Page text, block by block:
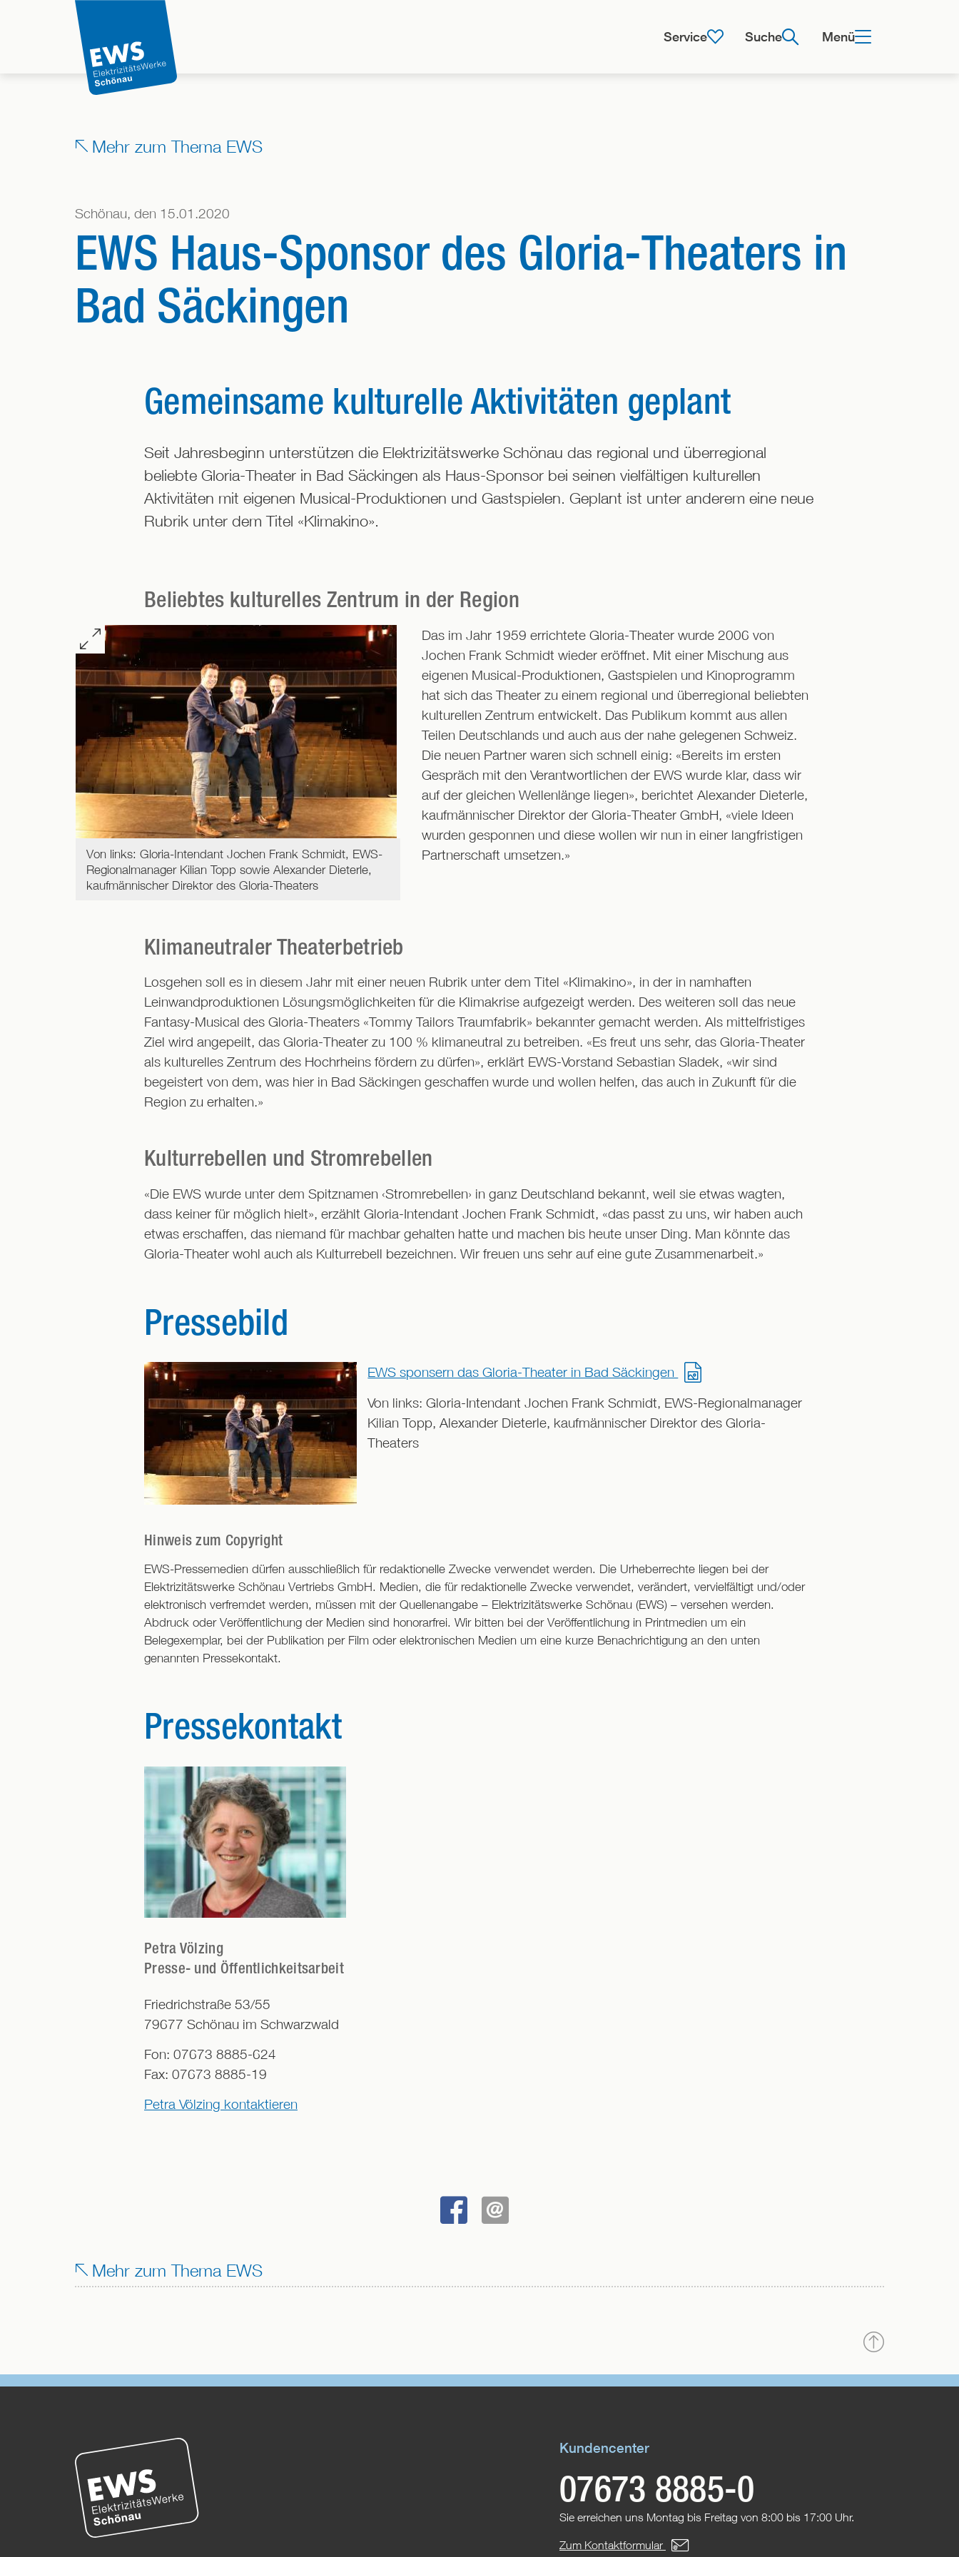
Menü
Suche
Service
Mehr zum Thema EWS
Schönau, den 15.01.2020
EWS Haus-Sponsor des Gloria-Theaters in
Bad Säckingen
Gemeinsame kulturelle Aktivitäten geplant
Seit Jahresbeginn unterstützen die Elektrizitätswerke Schönau das regional und überregional
beliebte Gloria-Theater in Bad Säckingen als Haus-Sponsor bei seinen vielfältigen kulturellen
Aktivitäten mit eigenen Musical-Produktionen und Gastspielen. Geplant ist unter anderem eine neue
Rubrik unter dem Titel «Klimakino».
Beliebtes kulturelles Zentrum in der Region
Von links: Gloria-Intendant Jochen Frank Schmidt, EWS-
Regionalmanager Kilian Topp sowie Alexander Dieterle,
kaufmännischer Direktor des Gloria-Theaters
Das im Jahr 1959 errichtete Gloria-Theater wurde 2006 von
Jochen Frank Schmidt wieder eröffnet. Mit einer Mischung aus
eigenen Musical-Produktionen, Gastspielen und Kinoprogramm
hat sich das Theater zu einem regional und überregional beliebten
kulturellen Zentrum entwickelt. Das Publikum kommt aus allen
Teilen Deutschlands und auch aus der nahe gelegenen Schweiz.
Die neuen Partner waren sich schnell einig: «Bereits im ersten
Gespräch mit den Verantwortlichen der EWS wurde klar, dass wir
auf der gleichen Wellenlänge liegen», berichtet Alexander Dieterle,
kaufmännischer Direktor der Gloria-Theater GmbH, «viele Ideen
wurden gesponnen und diese wollen wir nun in einer langfristigen
Partnerschaft umsetzen.»
Klimaneutraler Theaterbetrieb
Losgehen soll es in diesem Jahr mit einer neuen Rubrik unter dem Titel «Klimakino», in der in namhaften
Leinwandproduktionen Lösungsmöglichkeiten für die Klimakrise aufgezeigt werden. Des weiteren soll das neue
Fantasy-Musical des Gloria-Theaters «Tommy Tailors Traumfabrik» bekannter gemacht werden. Als mittelfristiges
Ziel wird angepeilt, das Gloria-Theater zu 100 % klimaneutral zu betreiben. «Es freut uns sehr, das Gloria-Theater
als kulturelles Zentrum des Hochrheins fördern zu dürfen», erklärt EWS-Vorstand Sebastian Sladek, «wir sind
begeistert von dem, was hier in Bad Säckingen geschaffen wurde und wollen helfen, das auch in Zukunft für die
Region zu erhalten.»
Kulturrebellen und Stromrebellen
«Die EWS wurde unter dem Spitznamen ‹Stromrebellen› in ganz Deutschland bekannt, weil sie etwas wagten,
dass keiner für möglich hielt», erzählt Gloria-Intendant Jochen Frank Schmidt, «das passt zu uns, wir haben auch
etwas erschaffen, das niemand für machbar gehalten hatte und machen bis heute unser Ding. Man könnte das
Gloria-Theater wohl auch als Kulturrebell bezeichnen. Wir freuen uns sehr auf eine gute Zusammenarbeit.»
Pressebild
EWS sponsern das Gloria-Theater in Bad Säckingen
Von links: Gloria-Intendant Jochen Frank Schmidt, EWS-Regionalmanager
Kilian Topp, Alexander Dieterle, kaufmännischer Direktor des Gloria-
Theaters
Hinweis zum Copyright
EWS-Pressemedien dürfen ausschließlich für redaktionelle Zwecke verwendet werden. Die Urheberrechte liegen bei der
Elektrizitätswerke Schönau Vertriebs GmbH. Medien, die für redaktionelle Zwecke verwendet, verändert, vervielfältigt und/oder
elektronisch verfremdet werden, müssen mit der Quellenangabe – Elektrizitätswerke Schönau (EWS) – versehen werden.
Abdruck oder Veröffentlichung der Medien sind honorarfrei. Wir bitten bei der Veröffentlichung in Printmedien um ein
Belegexemplar, bei der Publikation per Film oder elektronischen Medien um eine kurze Benachrichtigung an den unten
genannten Pressekontakt.
Pressekontakt
Petra Völzing
Presse- und Öffentlichkeitsarbeit
Friedrichstraße 53/55
79677 Schönau im Schwarzwald
Fon: 07673 8885-624
Fax: 07673 8885-19
Petra Völzing kontaktieren
Mehr zum Thema EWS
Nach
oben
Kundencenter
07673 8885-0
Sie erreichen uns Montag bis Freitag von 8:00 bis 17:00 Uhr.
Zum Kontaktformular